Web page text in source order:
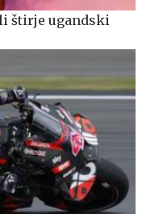
štirje ugandski